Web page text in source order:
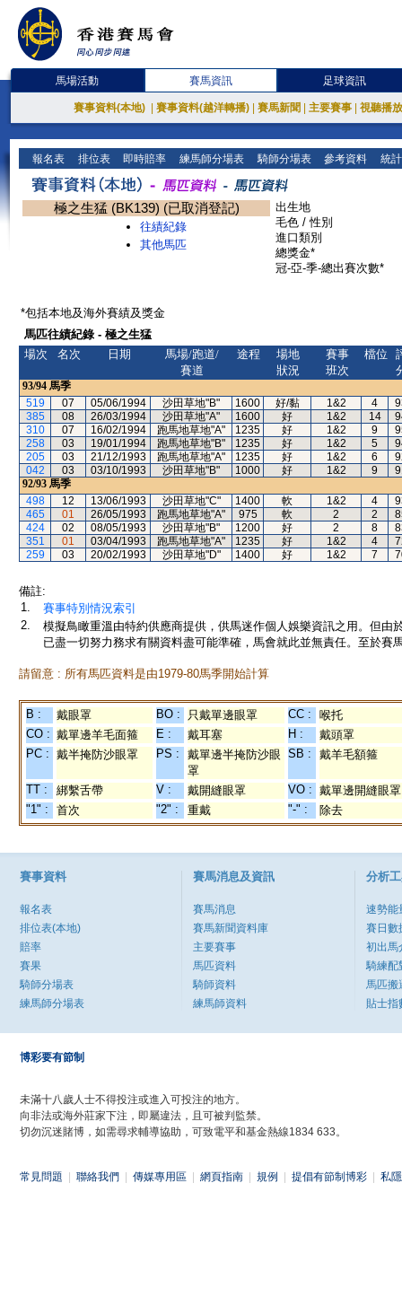
馬場活動 賽馬資訊 足球資訊
賽事資料(本地) 賽事資料(越洋轉播) 賽馬新聞 主要賽事 視聽播
報名表 排位表 即時賠率 練馬師分場表 騎師分場表 參考資料 統
極之生猛 (BK139) (已取消登記)
往績紀錄
其他馬匹
出生地
毛色 / 性別
進口類別
總獎金*
冠-亞-季-總出賽次數*
*包括本地及海外賽績及獎金
馬匹往績紀錄 - 極之生猛
場次
名次 日期
馬場/跑道/
賽道
途程
場地
狀況
賽事
班次
檔位
93/94 馬季
519
07 05/06/1994 沙田草地"B" 1600 好/黏 1&2 4
385
08 26/03/1994 沙田草地"A" 1600 好 1&2 14
310
07 16/02/1994 跑馬地草地"A" 1235 好 1&2 9
258
03 19/01/1994 跑馬地草地"B" 1235 好 1&2 5
205
03 21/12/1993 跑馬地草地"A" 1235 好 1&2 6
042
03 03/10/1993 沙田草地"B" 1000 好 1&2 9
92/93 馬季
498
12 13/06/1993 沙田草地"C" 1400 軟 1&2 4
465
01 26/05/1993 跑馬地草地"A" 975 軟 2 2
424
02 08/05/1993 沙田草地"B" 1200 好 2 8
351
01 03/04/1993 跑馬地草地"A" 1235 好 1&2 4
259
03 20/02/1993 沙田草地"D" 1400 好 1&2 7
備註:
1.
賽事特別情況索引
2.
模擬鳥瞰重溫由特約供應商提供，供馬迷作個人娛樂資訊之用。但
已盡一切努力務求有關資料盡可能準確，馬會就此並無責任。至於賽
請留意 : 所有馬匹資料是由1979-80馬季開始計算
B : 戴眼罩 BO : 只戴單邊眼罩 CC :
喉托
CO : 戴單邊羊毛面箍 E : 戴耳塞 H :
戴頭罩
PC : 戴半掩防沙眼罩 PS :
戴單邊半掩防沙眼
罩
SB : 戴羊毛額箍
TT : 綁繫舌帶 V : 戴開縫眼罩 VO : 戴單邊開縫眼罩
"1" :
首次 "2" : 重戴 "-" : 除去
賽事資料
報名表
排位表(本地)
賠率
賽果
騎師分場表
練馬師分場表
賽馬消息及資訊
賽馬消息
賽馬新聞資料庫
主要賽事
馬匹資料
騎師資料
練馬師資料
分析
速勢能
賽日數
初出馬
騎練配
馬匹搬
貼士指
博彩要有節制
未滿十八歲人士不得投注或進入可投注的地方。
向非法或海外莊家下注，即屬違法，且可被判監禁。
切勿沉迷賭博，如需尋求輔導協助，可致電平和基金熱線1834 633。
常見問題 聯絡我們 傳媒專用區 網頁指南 規例 提倡有節制博彩 私